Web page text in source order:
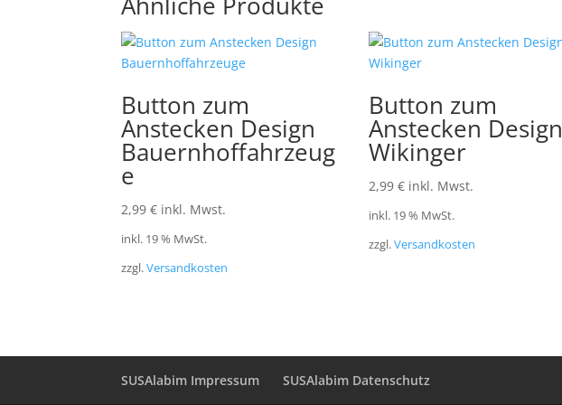
Button zum
Anstecken Design
Bauernhoffahrzeug
e
2,99€ inkl. Mwst.
inkl. 19 % MwSt.
zzgl.Versandkosten
Button zum
Anstecken Design
Wikinger
2,99 € inkl. Mwst.
inkl. 19 % MwSt.
zzgl.Versandkosten
SUSAlabim Impressum SUSAlabim Datenschutz